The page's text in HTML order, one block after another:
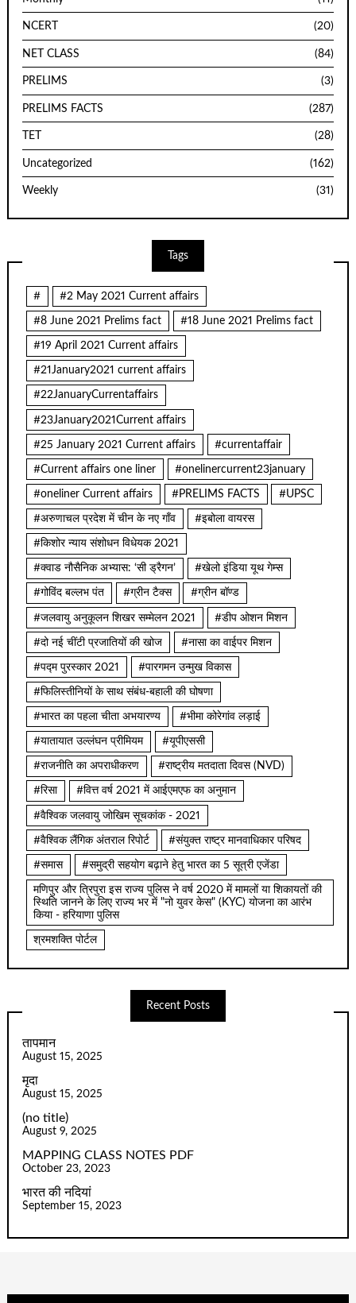
NCERT (20)
NET CLASS (84)
PRELIMS (3)
PRELIMS FACTS (287)
TET (28)
Uncategorized (162)
Weekly (31)
Tags
# #2 May 2021 Current affairs
#8 June 2021 Prelims fact #18 June 2021 Prelims fact
#19 April 2021 Current affairs
#21January2021 current affairs
#22JanuaryCurrentaffairs
#23January2021Current affairs
#25 January 2021 Current affairs #currentaffair
#Current affairs one liner #onelinercurrent23january
#oneliner Current affairs #PRELIMS FACTS #UPSC
#अरुणाचल प्रदेश में चीन के नए गाँव #इबोला वायरस
#किशोर न्याय संशोधन विधेयक 2021
#क्वाड नौसैनिक अभ्यास: ‘सी ड्रैगन’ #खेलो इंडिया यूथ गेम्स
#गोविंद बल्लभ पंत #ग्रीन टैक्स #ग्रीन बॉण्ड
#जलवायु अनुकूलन शिखर सम्मेलन 2021 #डीप ओशन मिशन
#दो नई चींटी प्रजातियों की खोज #नासा का वाईपर मिशन
#पद्म पुरस्कार 2021 #पारगमन उन्मुख विकास
#फिलिस्तीनियों के साथ संबंध-बहाली की घोषणा
#भारत का पहला चीता अभयारण्य #भीमा कोरेगांव लड़ाई
#यातायात उल्लंघन प्रीमियम #यूपीएससी
#राजनीति का अपराधीकरण #राष्ट्रीय मतदाता दिवस (NVD)
#रिसा #वित्त वर्ष 2021 में आईएमएफ का अनुमान
#वैश्विक जलवायु जोखिम सूचकांक - 2021
#वैश्विक लैंगिक अंतराल रिपोर्ट #संयुक्त राष्ट्र मानवाधिकार परिषद
#समास #समुद्री सहयोग बढ़ाने हेतु भारत का 5 सूत्री एजेंडा
मणिपुर और त्रिपुरा इस राज्य पुलिस ने वर्ष 2020 में मामलों या शिकायतों की
स्थिति जानने के लिए राज्य भर में "नो युवर केस" (KYC) योजना का आरंभ
किया - हरियाणा पुलिस
श्रमशक्ति पोर्टल
Recent Posts
तापमान
August 15, 2025
मृदा
August 15, 2025
(no title)
August 9, 2025
MAPPING CLASS NOTES PDF
October 23, 2023
भारत की नदियां
September 15, 2023